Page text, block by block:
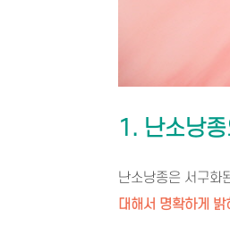
1. 난소낭
난소낭종은 서구화
대해서 명확하게